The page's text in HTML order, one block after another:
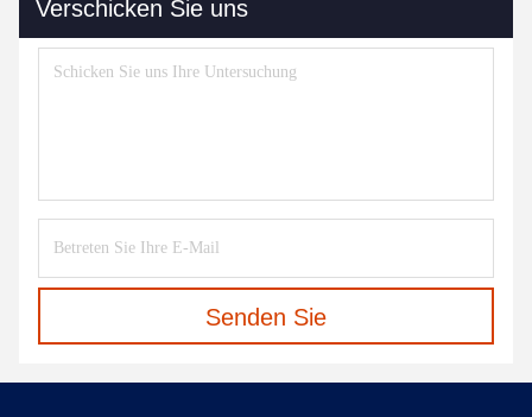
Verschicken Sie uns
Senden Sie